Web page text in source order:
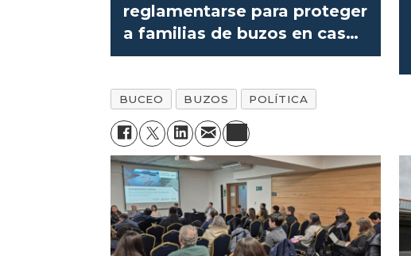
reglamentarse para proteger
a familias de buzos en caso
de accidente
BUCEO BUZOS POLÍTICA